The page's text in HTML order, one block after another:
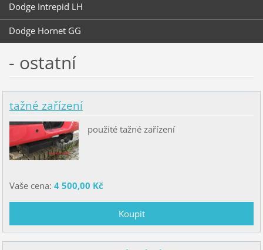
Dodge Intrepid LH
Dodge Hornet GG
- ostatní
tažné zařízení
použité tažné zařízení
Vaše cena: 4 500,00 Kč